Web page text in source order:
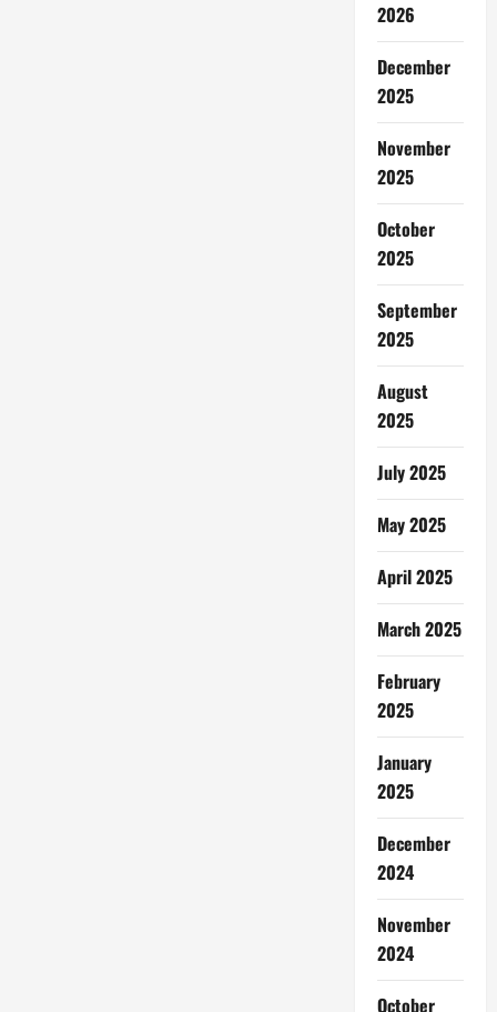
2026
December
2025
November
2025
October
2025
September
2025
August
2025
July 2025
May 2025
April 2025
March 2025
February
2025
January
2025
December
2024
November
2024
October